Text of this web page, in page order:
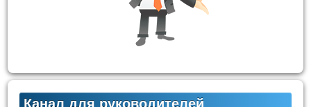
Канал для руководителей